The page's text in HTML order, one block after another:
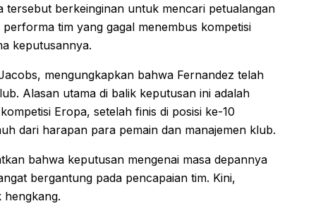
tersebut berkeinginan untuk mencari petualangan
tim yang gagal menembus kompetisi
keputusannya.
mengungkapkan bahwa Fernandez telah
Alasan utama di balik keputusan ini adalah
Eropa, setelah finis di posisi ke-10
dari harapan para pemain dan manajemen klub.
bahwa keputusan mengenai masa depannya
bergantung pada pencapaian tim. Kini,
hengkang.